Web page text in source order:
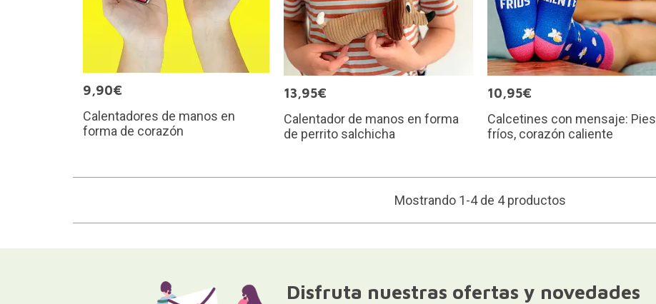
9,90€
Calentadores de manos en
forma de corazón
13,95€
Calentador de manos en forma
de perrito salchicha
10,95€
Calcetines con mensaje: Pies
fríos, corazón caliente
Mostrando 1-4 de 4 productos
Disfruta nuestras ofertas y novedades